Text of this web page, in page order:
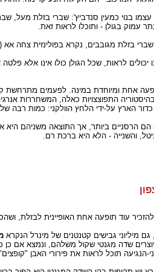
עצמו בנוי כמעין סנדביץ': שברי בזלת
עמוק בגולן - ותוכלו לראות זאת.
בזלת מגובבים, נקרא בפולינזית צחה
לראות, שכל הגולן כולו אינו אלא
אחת ומיוחדת במינה. לפעמים מתרחשת
התפוצצויות כאלה, המשחררות
כדור הארץ על-ידי הלחץ הוולקני: כמות
הם הרסניים ביותר, אך התוצאה משניהם
והשנייה - הלא היא ברכת רם.
להזכיר עוד תופעה אחת האופיינית לבזלת,
גם מיליוני גבישים קטנטנים של מינרל הנקרא
שדה מגנטי שקול משלהם, ונמצא אם
הנגיעה תוכל לראות את פירורי האבן